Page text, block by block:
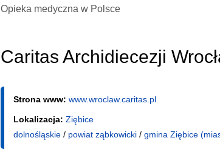
Opieka medyczna w Polsce
Caritas Archidiecezji
Strona www: www.wroclaw.caritas.pl
Lokalizacja: Ziębice
dolnośląskie / powiat ząbkowicki / gmina Ziębice